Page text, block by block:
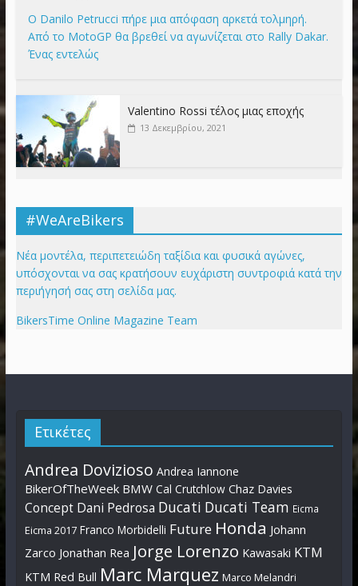
Ο Danilo Petrucci πήρε μια απόφαση αρκετά τολμηρή.
Από το MotoGP θα βρεθεί να αγωνίζεται στο Rally Dakar.
Ένας εντελώς
Valentino Rossi τέλος μιας εποχής
13 Δεκεμβρίου, 2021
#WeAreBikers
Νέα μοντέλα, περιπετειώδη ταξίδια και φυσικά αγώνες,
υπόσχονται να σας κρατήσουν ευχάριστη συντροφιά κατά την
περιήγησή σας στη σελίδα μας.
BikersTime Online Magazine Team
Ετικέτες
Andrea Dovizioso Andrea Iannone
BikerOfTheWeek BMW Cal Crutchlow Chaz Davies
Concept Dani Pedrosa Ducati Ducati Team Eicma
Eicma 2017 Franco Morbidelli Future Honda Johann
Zarco Jonathan Rea Jorge Lorenzo Kawasaki KTM
KTM Red Bull Marc Marquez Marco Melandri